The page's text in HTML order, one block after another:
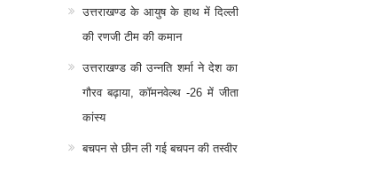
उत्तराखण्ड के आयुष के हाथ में दिल्ली
की रणजी टीम की कमान
उत्तराखण्ड की उन्नति शर्मा ने देश का
गौरव बढ़ाया, कॉमनवेल्थ -26 में जीता
कांस्य
बचपन से छीन ली गई बचपन की तस्वीर